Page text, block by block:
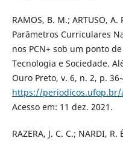
RAMOS, B. M.; ARTUSO,
Parâmetros Curriculares
nos PCN+ sob um ponto
Tecnologia e Sociedade.
Ouro Preto, v. 6, n. 2, p.
https://
Acesso em: 11 dez. 2021.
RAZERA, J. C. C.; NARDI,